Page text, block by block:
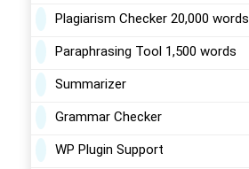
Plagiarism Checker 20,000 words
Paraphrasing Tool 1,500 words
Summarizer
Grammar Checker
WP Plugin Support